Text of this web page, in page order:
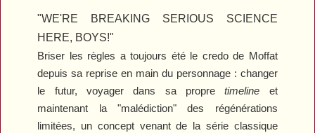
"WE'RE BREAKING SERIOUS SCIENCE
HERE, BOYS!"
Briser les règles a toujours été le credo de Moffat
depuis sa reprise en main du personnage : changer
le futur, voyager dans sa propretimeline et
maintenant la "malédiction" des régénérations
limitées, un concept venant de la série classique